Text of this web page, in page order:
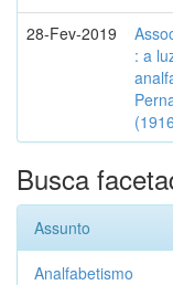
28-Fev-2019
: a
Busca
Assunto
Analfabetismo